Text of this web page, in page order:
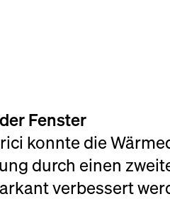
Fenster
konnte die
durch einen
verbessert